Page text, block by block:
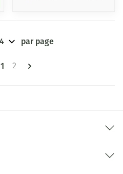
Pages
Vous lisez actuellement la page
1 Page
2
par page